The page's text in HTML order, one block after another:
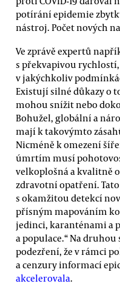
potírání epidemie
nástroj. Počet nových
Ve zprávě expertů
s překvapivou rychlostí,
v jakýchkoliv
Existují silné důkazy o
mohou snížit nebo
Bohužel, globální a
mají k takovýmto
Nicméně k omezení
úmrtím musí
velkoplošná a kvalitně
zdravotní opatření.
s okamžitou detekcí
přísným mapováním
jedinci, karanténami a
a populace.“ Na
podezření, že v rámci
a cenzury informací
akcelerovala.